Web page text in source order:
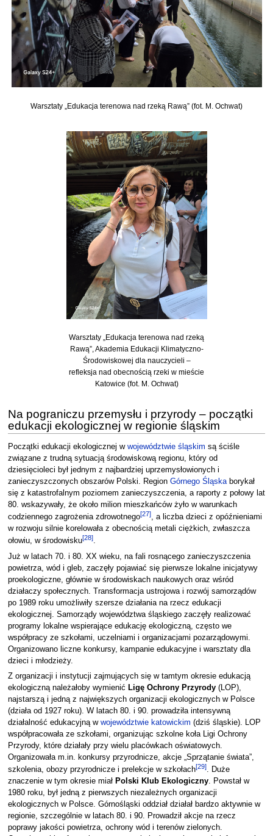
Warsztaty „Edukacja terenowa nad rzeką Rawą” (fot. M. Ochwat)
Warsztaty „Edukacja terenowa nad rzeką
Rawą”, Akademia Edukacji Klimatyczno-
Środowiskowej dla nauczycieli –
refleksja nad obecnością rzeki w mieście
Katowice (fot. M. Ochwat)
Na pograniczu przemysłu i przyrody – początki
edukacji ekologicznej w regionie śląskim
Początki edukacji ekologicznej w województwie śląskim są ściśle
związane z trudną sytuacją środowiskową regionu, który od
dziesięcioleci był jednym z najbardziej uprzemysłowionych i
zanieczyszczonych obszarów Polski. Region Górnego Śląskaborykał
się z katastrofalnym poziomem zanieczyszczenia, a raporty z połowy lat
80. wskazywały, że około milion mieszkańców żyło w warunkach
codziennego zagrożenia zdrowotnego[27], a liczba dzieci z opóźnieniami
w rozwoju silnie korelowała z obecnością metali ciężkich, zwłaszcza
ołowiu, w środowisku[28].
Już w latach 70. i 80. XX wieku, na fali rosnącego zanieczyszczenia
powietrza, wód i gleb, zaczęły pojawiać się pierwsze lokalne inicjatywy
proekologiczne, głównie w środowiskach naukowych oraz wśród
działaczy społecznych. Transformacja ustrojowa i rozwój samorządów
po 1989 roku umożliwiły szersze działania na rzecz edukacji
ekologicznej. Samorządy województwa śląskiego zaczęły realizować
programy lokalne wspierające edukację ekologiczną, często we
współpracy ze szkołami, uczelniami i organizacjami pozarządowymi.
Organizowano liczne konkursy, kampanie edukacyjne i warsztaty dla
dzieci i młodzieży.
Z organizacji i instytucji zajmujących się w tamtym okresie edukacją
ekologiczną należałoby wymienić Ligę Ochrony Przyrody(LOP),
najstarszą i jedną z największych organizacji ekologicznych w Polsce
(działa od 1927 roku). W latach 80. i 90. prowadziła intensywną
działalność edukacyjną w województwie katowickim (dziś śląskie). LOP
współpracowała ze szkołami, organizując szkolne koła Ligi Ochrony
Przyrody, które działały przy wielu placówkach oświatowych.
Organizowała m.in. konkursy przyrodnicze, akcje „Sprzątanie świata”,
szkolenia, obozy przyrodnicze i prelekcje w szkołach[29]. Duże
znaczenie w tym okresie miał Polski Klub Ekologiczny. Powstał w
1980 roku, był jedną z pierwszych niezależnych organizacji
ekologicznych w Polsce. Górnośląski oddział działał bardzo aktywnie w
regionie, szczególnie w latach 80. i 90. Prowadził akcje na rzecz
poprawy jakości powietrza, ochrony wód i terenów zielonych.